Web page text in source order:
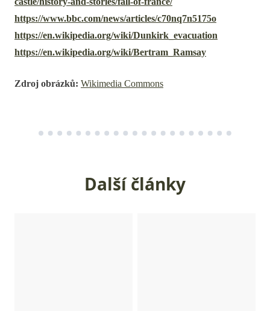
https://www.bbc.com/news/articles/c70nq7n5175o
https://en.wikipedia.org/wiki/Dunkirk_evacuation
https://en.wikipedia.org/wiki/Bertram_Ramsay
Zdroj obrázků: Wikimedia Commons
Další články